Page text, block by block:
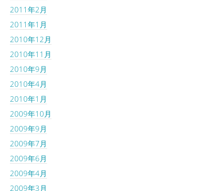
2011年2月
2011年1月
2010年12月
2010年11月
2010年9月
2010年4月
2010年1月
2009年10月
2009年9月
2009年7月
2009年6月
2009年4月
2009年3月